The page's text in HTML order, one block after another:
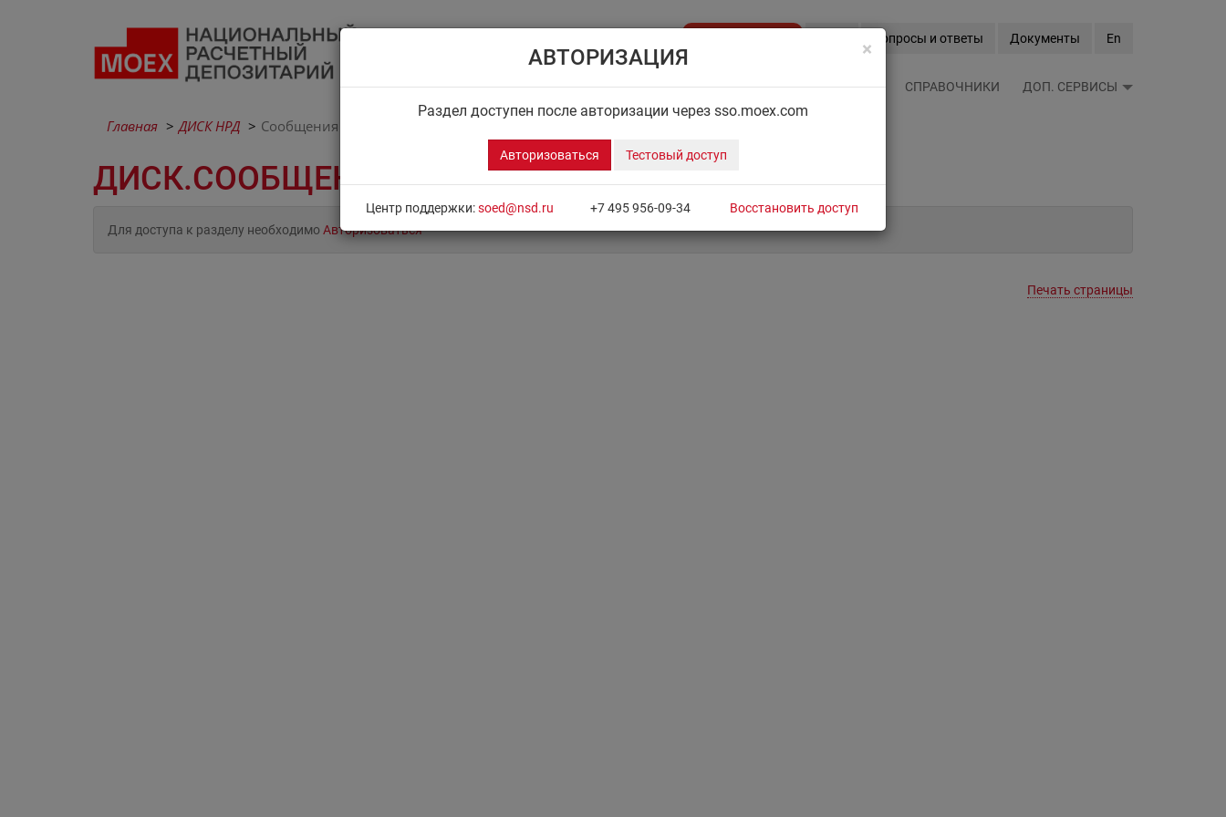
Вопросы и ответы Документы En
API NSD ДИСК НРД ЦЕНОВОЙ ЦЕНТР НОВОСТНЫЕ ЛЕНТЫ СПРАВОЧНИКИ ДОП. СЕРВИСЫ
Главная ДИСК НРД Сообщения
ДИСК.СООБЩЕНИЯ
Для доступа к разделу необходимо Авторизоваться
×
АВТОРИЗАЦИЯ
Раздел доступен после авторизации через sso.moex.com
Авторизоваться Тестовый доступ
Центр поддержки:soed@nsd.ru +7 495 956-09-34 Восстановить доступ
Печать страницы